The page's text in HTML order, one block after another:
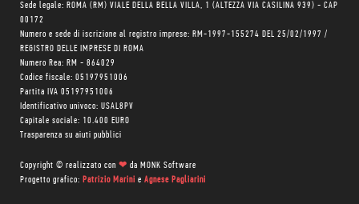
Sede legale: ROMA (RM) VIALE DELLA BELLA VILLA, 1 (ALTEZZA VIA CASILINA 939) - CAP
00172
Numero e sede di iscrizione al registro imprese: RM-1997-155274 DEL 25/02/1997 /
REGISTRO DELLE IMPRESE DI ROMA
Numero Rea: RM - 864029
Codice fiscale: 05197951006
Partita IVA 05197951006
Identificativo univoco: USAL8PV
Capitale sociale: 10.400 EURO
Trasparenza su aiuti pubblici
Copyright © realizzato con ❤ da MONK Software
Progetto grafico: Patrizio Marini e Agnese Pagliarini